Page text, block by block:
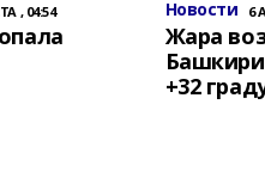
, 04:54 Новости 6
Жара
+32